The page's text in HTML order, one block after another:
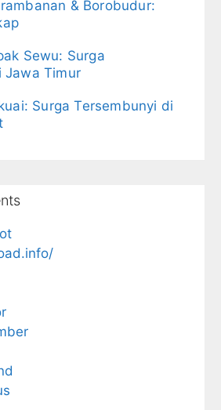
& Borobudur:
Sewu: Surga
Jawa Timur
Surga Tersembunyi di